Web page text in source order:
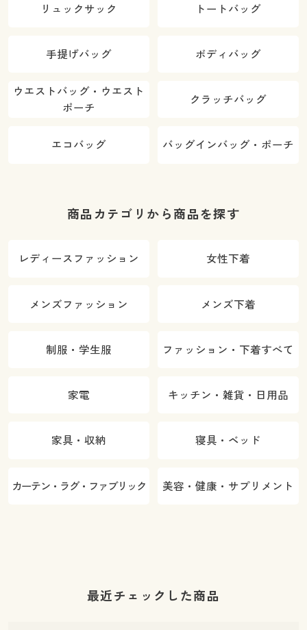
リュックサック トートバッグ
手提げバッグ ボディバッグ
ウエストバッグ・ウエスト
ポーチ
クラッチバッグ
エコバッグ バッグインバッグ・ポーチ
商品カテゴリから商品を探す
レディースファッション 女性下着
メンズファッション メンズ下着
制服・学生服 ファッション・下着すべて
家電 キッチン・雑貨・日用品
家具・収納 寝具・ベッド
カーテン・ラグ・ファブリック 美容・健康・サプリメント
最近チェックした商品